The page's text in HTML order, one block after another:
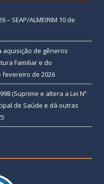
– SEAP/ALMEIRIM 10 de
aquisição de gêneros
Familiar e do
fevereiro de 2026
(Suprime e altera a Lei Nº
de Saúde e dá outras